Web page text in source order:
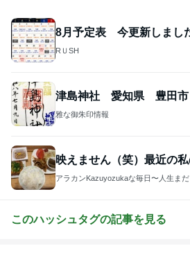
8月予定表 今更新しまし
RＵSH
津島神社 愛知県 豊田
雅な御朱印情報
映えません（笑）最近の私
アラカンKazuyozukaな毎日〜人生まだ
このハッシュタグの記事を見る